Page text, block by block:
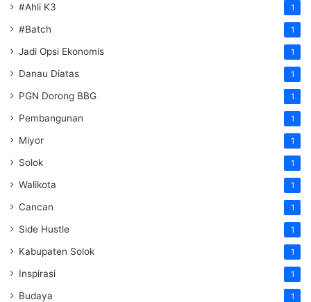
#Ahli K3 1
#Batch 1
Jadi Opsi Ekonomis 1
Danau Diatas 1
PGN Dorong BBG 1
Pembangunan 1
Miyor 1
Solok 1
Walikota 1
Cancan 1
Side Hustle 1
Kabupaten Solok 1
Inspirasi 1
Budaya 1